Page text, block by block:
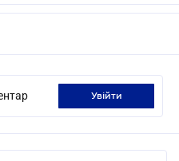
увійти